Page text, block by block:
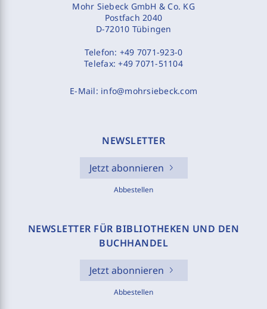
Mohr Siebeck GmbH & Co. KG
Postfach 2040
D-72010 Tübingen
Telefon: +49 7071-923-0
Telefax:+49 7071-51104
E-Mail: info@mohrsiebeck.com
NEWSLETTER
Jetzt abonnieren
Abbestellen
NEWSLETTER FÜR BIBLIOTHEKEN UND DEN
BUCHHANDEL
Jetzt abonnieren
Abbestellen